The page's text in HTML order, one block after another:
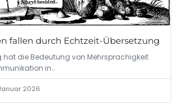
fallen durch Echtzeit-Übersetzung
hat die Bedeutung von Mehrsprachigkeit
in…
2026